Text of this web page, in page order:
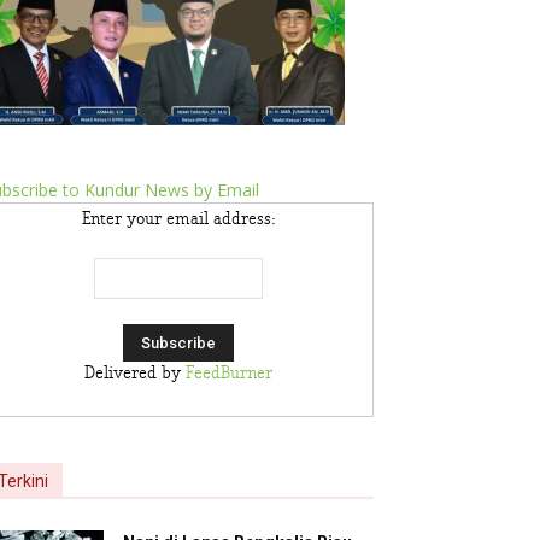
to Kundur News by Email
Enter your email address:
Delivered by FeedBurner